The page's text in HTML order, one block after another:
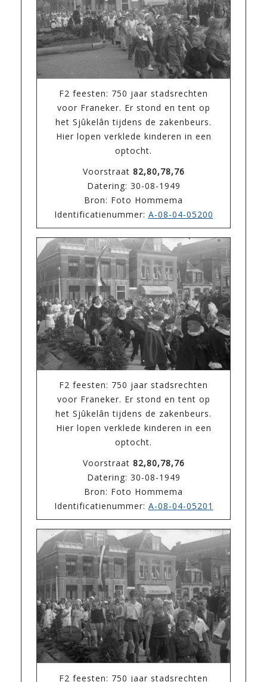
F2 feesten: 750 jaar stadsrechten
voor Franeker. Er stond en tent op
het Sjûkelân tijdens de zakenbeurs.
Hier lopen verklede kinderen in een
optocht.
Voorstraat 82,80,78,76
Datering: 30-08-1949
Bron: Foto Hommema
Identificatienummer: A-08-04-05200
F2 feesten: 750 jaar stadsrechten
voor Franeker. Er stond en tent op
het Sjûkelân tijdens de zakenbeurs.
Hier lopen verklede kinderen in een
optocht.
Voorstraat 82,80,78,76
Datering: 30-08-1949
Bron: Foto Hommema
Identificatienummer: A-08-04-05201
F2 feesten: 750 jaar stadsrechten